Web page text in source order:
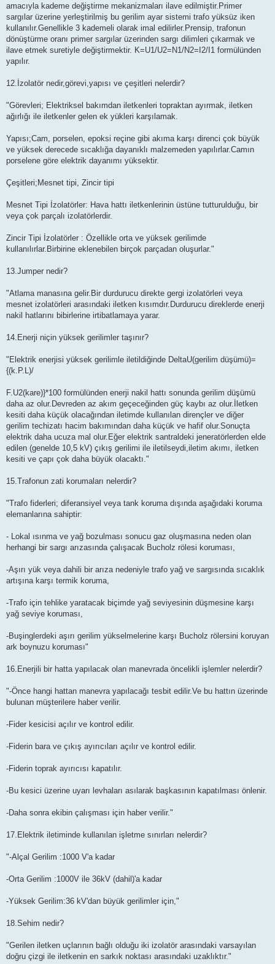
amacıyla kademe değiştirme mekanizmaları ilave edilmiştir.Primer
sargılar üzerine yerleştirilmiş bu gerilim ayar sistemi trafo yüksüz iken
kullanılır.Genellikle 3 kademeli olarak imal edilirler.Prensip, trafonun
dönüştürme oranı primer sargılar üzerinden sargı dilimleri çıkarmak ve
ilave etmek suretiyle değiştirmektir. K=U1/U2=N1/N2=I2/I1 formülünden
yapılır.
12.İzolatör nedir,görevi,yapısı ve çeşitleri nelerdir?
"Görevleri; Elektriksel bakımdan iletkenleri topraktan ayırmak, iletken
ağırlığı ile iletkenler gelen ek yükleri karşılamak.
Yapısı;Cam, porselen, epoksi reçine gibi akıma karşı direnci çok büyük
ve yüksek derecede sıcaklığa dayanıklı malzemeden yapılırlar.Camın
porselene göre elektrik dayanımı yüksektir.
Çeşitleri;Mesnet tipi, Zincir tipi
Mesnet Tipi İzolatörler: Hava hattı iletkenlerinin üstüne tutturulduğu, bir
veya çok parçalı izolatörlerdir.
Zincir Tipi İzolatörler : Özellikle orta ve yüksek gerilimde
kullanılırlar.Birbirine eklenebilen birçok parçadan oluşurlar."
13.Jumper nedir?
"Atlama manasına gelir.Bir durdurucu direkte gergi izolatörleri veya
mesnet izolatörleri arasındaki iletken kısımdır.Durdurucu direklerde enerji
nakil hatlarını bibirlerine irtibatlamaya yarar.
14.Enerji niçin yüksek gerilimler taşınır?
"Elektrik enerjisi yüksek gerilimle iletildiğinde DeltaU(gerilim düşümü)=
{(k.P.L)/
F.U2(kare)}*100 formülünden enerji nakil hattı sonunda gerilim düşümü
daha az olur.Devreden az akım geçeceğinden güç kaybı az olur.İletken
kesiti daha küçük olacağından iletimde kullanılan dirençler ve diğer
gerilim techizatı hacim bakımından daha küçük ve hafif olur.Sonuçta
elektrik daha ucuza mal olur.Eğer elektrik santraldeki jeneratörlerden elde
edilen (genelde 10,5 kV) çıkış gerilimi ile iletilseydi,iletim akımı, iletken
kesiti ve çapı çok daha büyük olacaktı."
15.Trafonun zati korumaları nelerdir?
"Trafo fiderleri; diferansiyel veya tank koruma dışında aşağıdaki koruma
elemanlarına sahiptir:
- Lokal ısınma ve yağ bozulması sonucu gaz oluşmasına neden olan
herhangi bir sargı arızasında çalışacak Bucholz rölesi koruması,
-Aşırı yük veya dahili bir arıza nedeniyle trafo yağ ve sargısında sıcaklık
artışına karşı termik koruma,
-Trafo için tehlike yaratacak biçimde yağ seviyesinin düşmesine karşı
yağ seviye koruması,
-Buşinglerdeki aşırı gerilim yükselmelerine karşı Bucholz rölersini koruyan
ark boynuzu koruması"
16.Enerjili bir hatta yapılacak olan manevrada öncelikli işlemler nelerdir?
"-Önce hangi hattan manevra yapılacağı tesbit edilir.Ve bu hattın üzerinde
bulunan müşterilere haber verilir.
-Fider kesicisi açılır ve kontrol edilir.
-Fiderin bara ve çıkış ayırıcıları açılır ve kontrol edilir.
-Fiderin toprak ayırıcısı kapatılır.
-Bu kesici üzerine uyarı levhaları asılarak başkasının kapatılması önlenir.
-Daha sonra ekibin çalışması için haber verilir."
17.Elektrik iletiminde kullanılan işletme sınırları nelerdir?
"-Alçal Gerilim :1000 V'a kadar
-Orta Gerilim :1000V ile 36kV (dahil)'a kadar
-Yüksek Gerilim:36 kV'dan büyük gerilimler için,"
18.Sehim nedir?
"Gerilen iletken uçlarının bağlı olduğu iki izolatör arasındaki varsayılan
doğru çizgi ile iletkenin en sarkık noktası arasındaki uzaklıktır."